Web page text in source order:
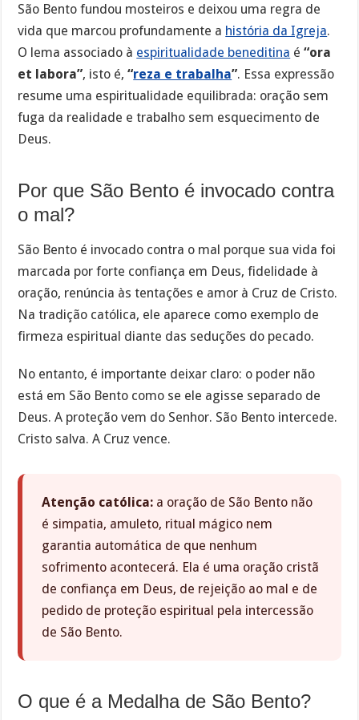
São Bento fundou mosteiros e deixou uma regra de
vida que marcou profundamente a história da Igreja.
O lema associado à espiritualidade beneditina é“ora
et labora”, isto é,“reza e trabalha”. Essa expressão
resume uma espiritualidade equilibrada: oração sem
fuga da realidade e trabalho sem esquecimento de
Deus.
Por que São Bento é invocado contra
o mal?
São Bento é invocado contra o mal porque sua vida foi
marcada por forte confiança em Deus, fidelidade à
oração, renúncia às tentações e amor à Cruz de Cristo.
Na tradição católica, ele aparece como exemplo de
firmeza espiritual diante das seduções do pecado.
No entanto, é importante deixar claro: o poder não
está em São Bento como se ele agisse separado de
Deus. A proteção vem do Senhor. São Bento intercede.
Cristo salva. A Cruz vence.
Atenção católica: a oração de São Bento não
é simpatia, amuleto, ritual mágico nem
garantia automática de que nenhum
sofrimento acontecerá. Ela é uma oração cristã
de confiança em Deus, de rejeição ao mal e de
pedido de proteção espiritual pela intercessão
de São Bento.
O que é a Medalha de São Bento?